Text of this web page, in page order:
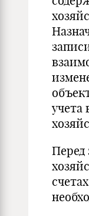
учета
Перед